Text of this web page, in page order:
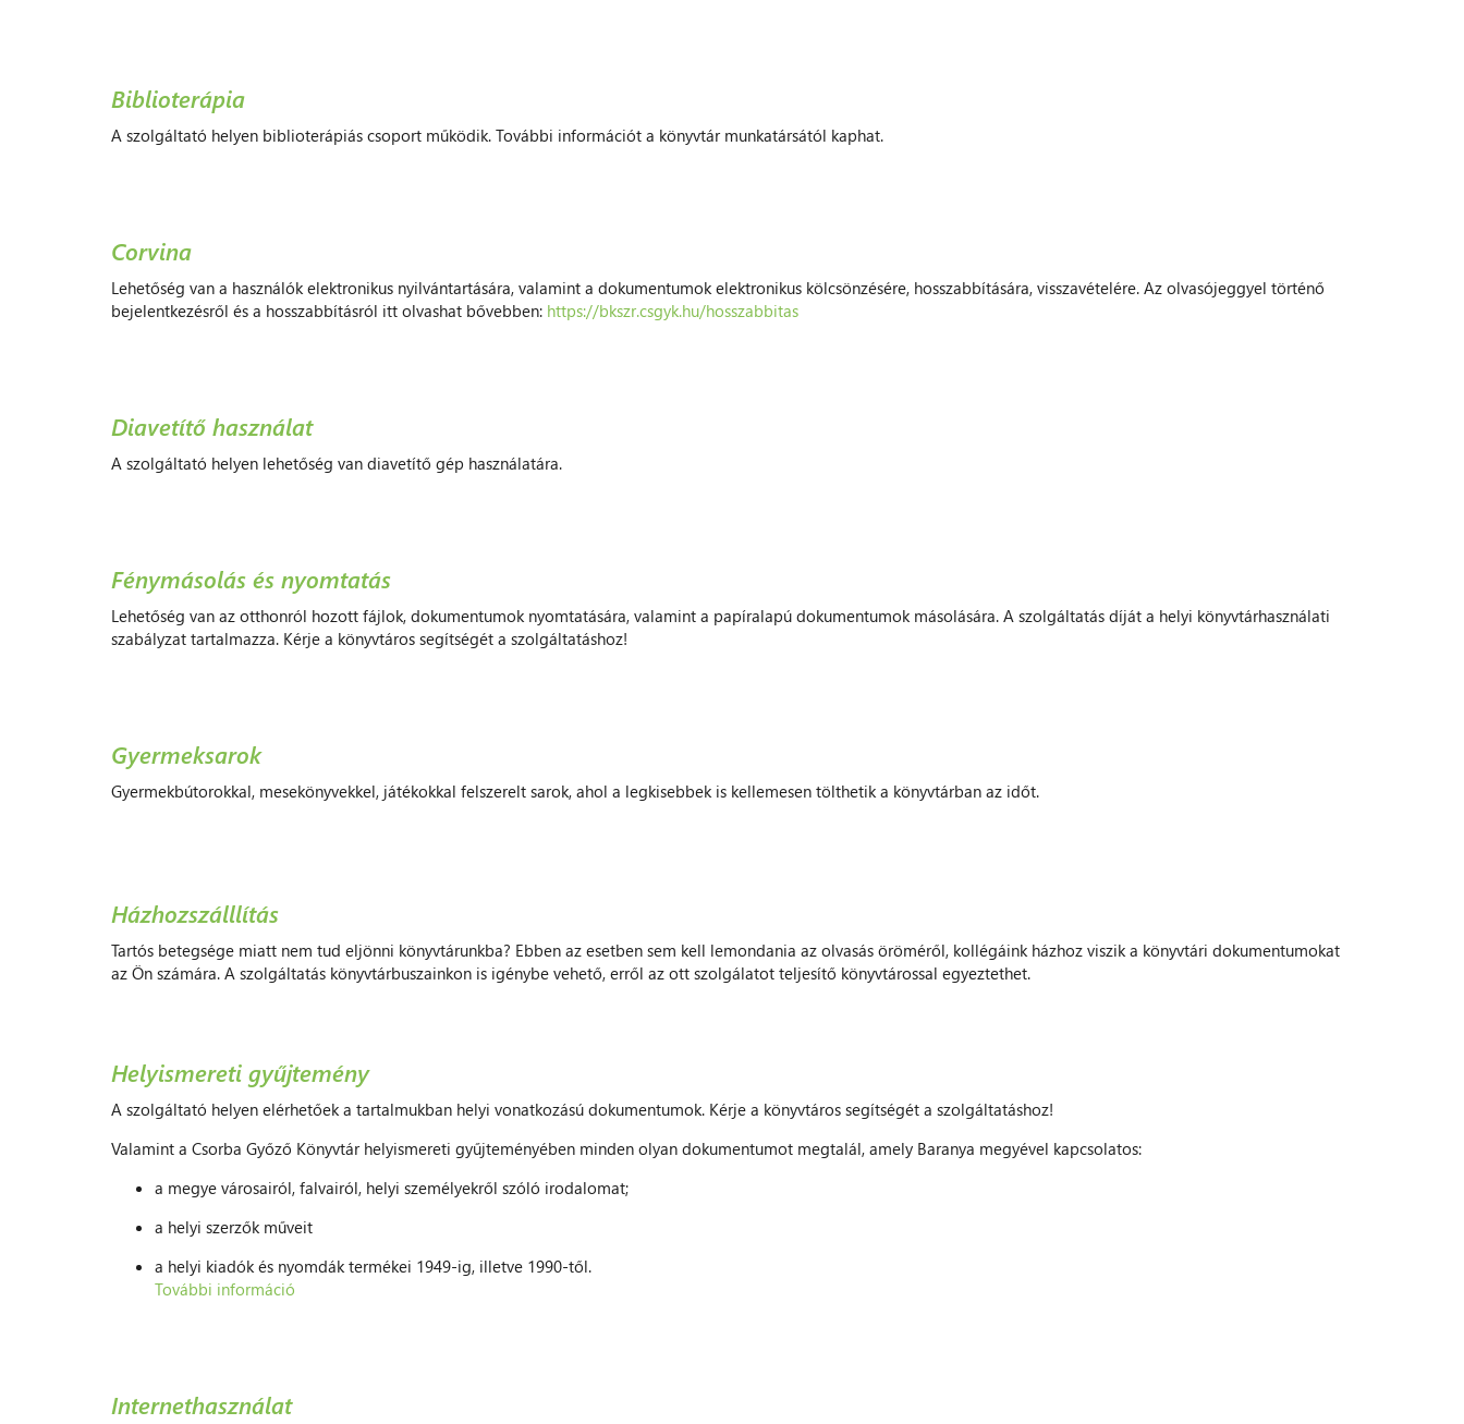
Biblioterápia
A szolgáltató helyen biblioterápiás csoport működik. További információt a könyvtár munkatársától kaphat.
Corvina
Lehetőség van a használók elektronikus nyilvántartására, valamint a dokumentumok elektronikus kölcsönzésére, hosszabbítására, visszavételére. Az olvasójeggyel történő
bejelentkezésről és a hosszabbításról itt olvashat bővebben: https://bkszr.csgyk.hu/hosszabbitas
Diavetítő használat
A szolgáltató helyen lehetőség van diavetítő gép használatára.
Fénymásolás és nyomtatás
Lehetőség van az otthonról hozott fájlok, dokumentumok nyomtatására, valamint a papíralapú dokumentumok másolására. A szolgáltatás díját a helyi könyvtárhasználati
szabályzat tartalmazza. Kérje a könyvtáros segítségét a szolgáltatáshoz!
Gyermeksarok
Gyermekbútorokkal, mesekönyvekkel, játékokkal felszerelt sarok, ahol a legkisebbek is kellemesen tölthetik a könyvtárban az időt.
Házhozszálllítás
Tartós betegsége miatt nem tud eljönni könyvtárunkba? Ebben az esetben sem kell lemondania az olvasás öröméről, kollégáink házhoz viszik a könyvtári dokumentumokat
az Ön számára. A szolgáltatás könyvtárbuszainkon is igénybe vehető, erről az ott szolgálatot teljesítő könyvtárossal egyeztethet.
Helyismereti gyűjtemény
A szolgáltató helyen elérhetőek a tartalmukban helyi vonatkozású dokumentumok. Kérje a könyvtáros segítségét a szolgáltatáshoz!
Valamint a Csorba Győző Könyvtár helyismereti gyűjteményében minden olyan dokumentumot megtalál, amely Baranya megyével kapcsolatos:
a megye városairól, falvairól, helyi személyekről szóló irodalomat;
a helyi szerzők műveit
a helyi kiadók és nyomdák termékei 1949-ig, illetve 1990-től.
További információ
Internethasználat